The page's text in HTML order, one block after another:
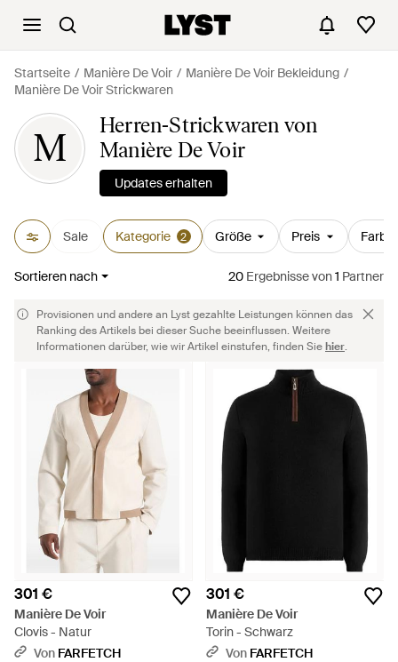
Startseite Manière De Voir
Manière De Voir Bekleidung
Manière De Voir Strickwaren
M
Herren-Strickwaren von
Manière De Voir
Updates erhalten
Sale Kategorie 2 Größe Preis Farbe
Sortieren nach 20 Ergebnissevon1 Partner
Provisionen und andere an Lyst gezahlte Leistungen können das
Ranking des Artikels bei dieser Suche beeinflussen. Weitere
Informationen darüber, wie wir Artikel einstufen, finden Siehier.
301 €
Manière De Voir
Clovis - Natur
Von FARFETCH
301 €
Manière De Voir
Torin - Schwarz
Von FARFETCH